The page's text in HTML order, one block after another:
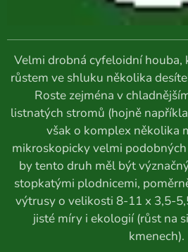
Velmi drobná cyfeloidní houba,
růstem ve shluku několika
Roste zejména v
listnatých stromů (hojně
však o komplex několika
mikroskopicky velmi
by tento druh měl být
stopkatými plodnicemi,
výtrusy o velikosti 8-11 x 3,5-
jisté míry i ekologií (růst na
kmenech).